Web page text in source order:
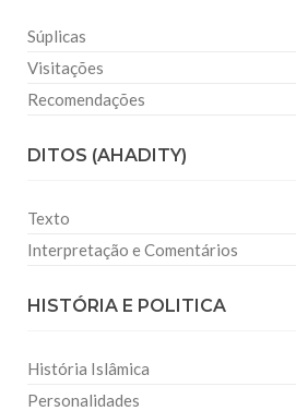
Súplicas
Visitações
Recomendações
DITOS (AHADITY)
Texto
Interpretação e Comentários
HISTÓRIA E POLITICA
História Islâmica
Personalidades